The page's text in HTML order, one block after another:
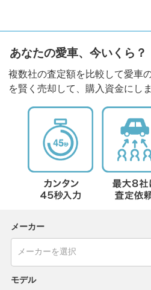
あなたの愛車、今いくら？
複数社の査定額を比較して愛車
を賢く売却して、購入資金にし
メーカー
モデル